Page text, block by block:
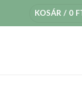
KOSÁR / 0